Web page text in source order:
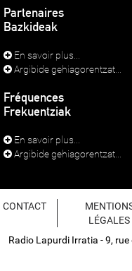
Partenaires
Bazkideak
En savoir plus...
Argibide gehiagorentzat...
Fréquences
Frekuentziak
En savoir plus...
Argibide gehiagorentzat...
CONTACT
LÉGALES
Radio Lapurdi Irratia - 9, rue